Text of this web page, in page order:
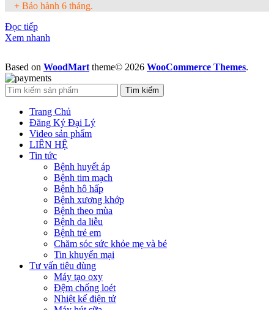
+ Bảo hành 6 tháng.
Đọc tiếp
Xem nhanh
Based on WoodMart theme© 2026 WooCommerce Themes.
Tìm kiếm
Trang Chủ
Đăng Ký Đại Lý
Video sản phẩm
LIÊN HỆ
Tin tức
Bệnh huyết áp
Bệnh tim mạch
Bệnh hô hấp
Bệnh xương khớp
Bệnh theo mùa
Bệnh da liễu
Bệnh trẻ em
Chăm sóc sức khỏe mẹ và bé
Tin khuyến mại
Tư vấn tiêu dùng
Máy tạo oxy
Đệm chống loét
Nhiệt kế điện tử